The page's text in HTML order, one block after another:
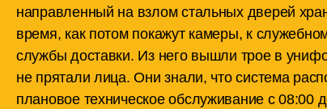
направленный на взлом стальных дверей
время, как потом покажут камеры, к
службы доставки. Из него вышли трое в
не прятали лица. Они знали, что система
плановое техническое обслуживание с 08:00